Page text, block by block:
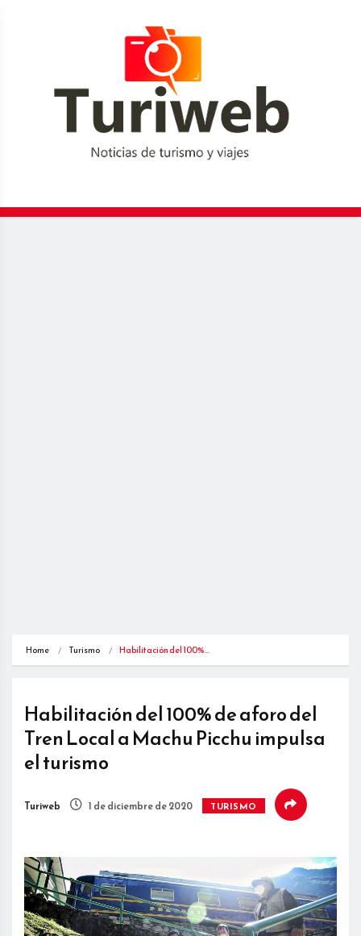
Home Turismo Habilitación del 100%…
Habilitación del 100% de aforo del
Tren Local a Machu Picchu impulsa
el turismo
Turiweb 1 de diciembre de 2020 TURISMO